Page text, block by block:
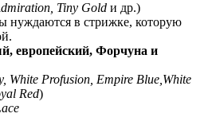
Tiny Gold и др.)
нуждаются в стрижке, которую
европейский, Форчуна и
White Profusion, Empire Blue,White
Red)